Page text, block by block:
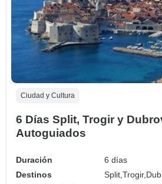
Ciudad y Cultura
6 Días Split, Trogir y
Autoguiados
Duración
6 días
Destinos
Split,Trogir,